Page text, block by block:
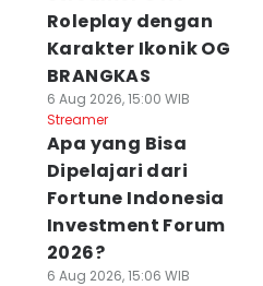
Roleplay dengan
Karakter Ikonik OG
BRANGKAS
6 Aug 2026, 15:00 WIB
Streamer
Apa yang Bisa
Dipelajari dari
Fortune Indonesia
Investment Forum
2026?
6 Aug 2026, 15:06 WIB